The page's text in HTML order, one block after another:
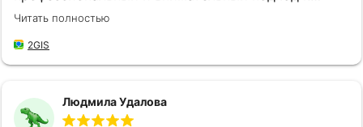
своей работе, за качественное и быстрое
обслуживание! Не впервые обращаюсь в "
Страховой Дом ДБК", и каждый раз меня приятно
потребности и предложить наилучшие решения,
Читать полностью
2GIS
Людмила Удалова